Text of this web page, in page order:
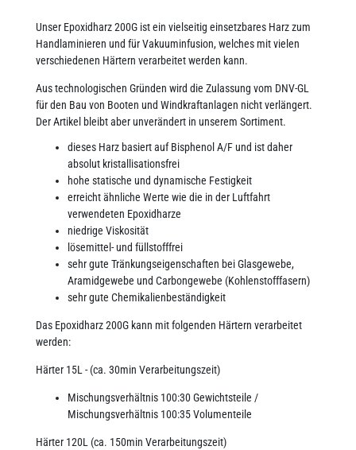
Unser Epoxidharz 200G ist ein vielseitig einsetzbares Harz zum
Handlaminieren und für Vakuuminfusion, welches mit vielen
verschiedenen Härtern verarbeitet werden kann.
Aus technologischen Gründen wird die Zulassung vom DNV-GL
für den Bau von Booten und Windkraftanlagen nicht verlängert.
Der Artikel bleibt aber unverändert in unserem Sortiment.
dieses Harz basiert auf Bisphenol A/F und ist daher
absolut kristallisationsfrei
hohe statische und dynamische Festigkeit
erreicht ähnliche Werte wie die in der Luftfahrt
verwendeten Epoxidharze
niedrige Viskosität
lösemittel- und füllstofffrei
sehr gute Tränkungseigenschaften bei Glasgewebe,
Aramidgewebe und Carbongewebe (Kohlenstofffasern)
sehr gute Chemikalienbeständigkeit
Das Epoxidharz 200G kann mit folgenden Härtern verarbeitet
werden:
Härter 15L - (ca. 30min Verarbeitungszeit)
Mischungsverhältnis 100:30 Gewichtsteile /
Mischungsverhältnis 100:35 Volumenteile
Härter 120L (ca. 150min Verarbeitungszeit)